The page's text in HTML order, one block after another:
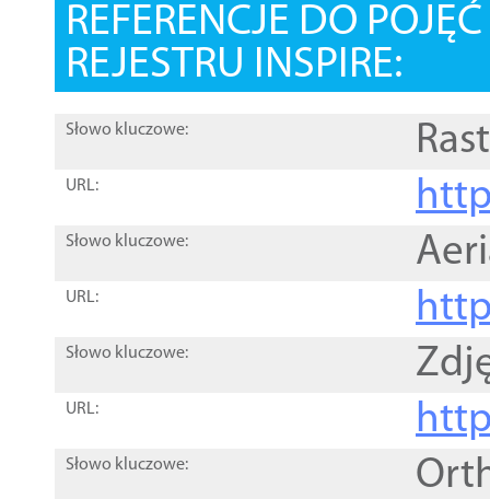
REFERENCJE DO
REJESTRU INSPIRE:
Słowo kluczowe:
URL:
Słowo kluczowe:
URL:
Słowo kluczowe:
URL:
Słowo kluczowe: